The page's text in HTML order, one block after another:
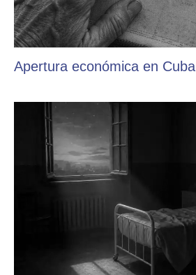
Apertura económica en Cuba